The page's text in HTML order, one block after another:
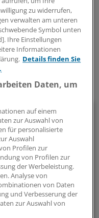
0
Wissenswertes und
lassen Sie sich von
- und seien Sie immer
zu widerrufen,
verwalten am unteren
Symbol unten
Ihre Einstellungen
Informationen
Details finden Sie
Daten, um
auf einem
zur Auswahl von
für personalisierte
Auswahl
Profilen zur
von Profilen zur
der Werbeleistung.
Analyse von
von Daten
und Verbesserung der
zur Auswahl von